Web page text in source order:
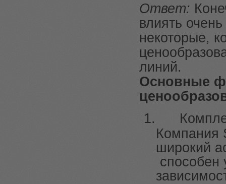
Ответ:
влиять
некоторые,
линий.
Основные
1.
Компания
широкий
способен